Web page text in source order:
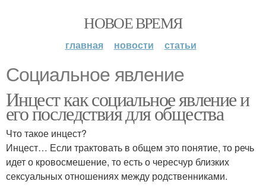
НОВОЕ ВРЕМЯ
главная новости статьи
Социальное явление
Инцест как социальное явление и
его последствия для общества
Что такое инцест?
Инцест… Если трактовать в общем это понятие, то речь
идет о кровосмешение, то есть о чересчур близких
сексуальных отношениях между родственниками.